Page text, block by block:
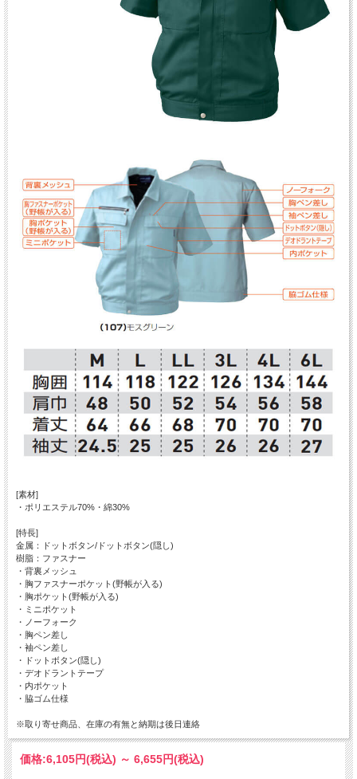
[素材]
・ポリエステル70%・綿30%
[特長]
金属：ドットボタン/ドットボタン(隠し)
樹脂：ファスナー
・背裏メッシュ
・胸ファスナーポケット(野帳が入る)
・胸ポケット(野帳が入る)
・ミニポケット
・ノーフォーク
・胸ペン差し
・袖ペン差し
・ドットボタン(隠し)
・デオドラントテープ
・内ポケット
・脇ゴム仕様
※取り寄せ商品、在庫の有無と納期は後日連絡
価格:6,105円(税込) ～ 6,655円(税込)